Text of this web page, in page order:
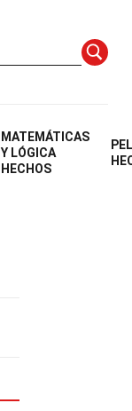
MATEMÁTICAS
Y LÓGICA
HECHOS